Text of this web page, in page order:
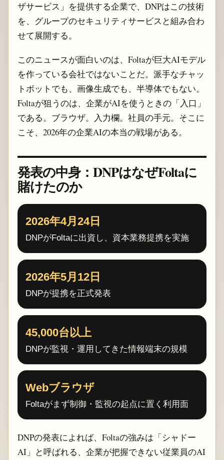
ザサービス」を提供する企業で、DNPはこの技術
を、グループのセキュリティサービスと組み合わ
せて展開する。
このニュースが面白いのは、Foltaが巨大AIモデル
を作っている会社ではないことだ。派手なチャッ
トボットでも、画像生成でも、半導体でもない。
Foltaが狙うのは、企業がAIを使うときの「入口」
である。ブラウザ。入力欄。社員の手元。そこに
こそ、2026年の企業AIの本当の戦場がある。
発表の中身：DNPはなぜFoltaに
賭けたのか
2026年4月24日
DNPがFoltaに出資し、資本業務提携を実施
2026年5月12日
DNPが提携を正式発表
45,000台以上
DNPが監視・運用してきた情報端末の規模
Webブラウザ
Foltaがまず制御・監視の起点に置く利用面
DNPの発表によれば、Foltaの強みは「シャドー
AI」と呼ばれる、企業が把握できない従業員のAI